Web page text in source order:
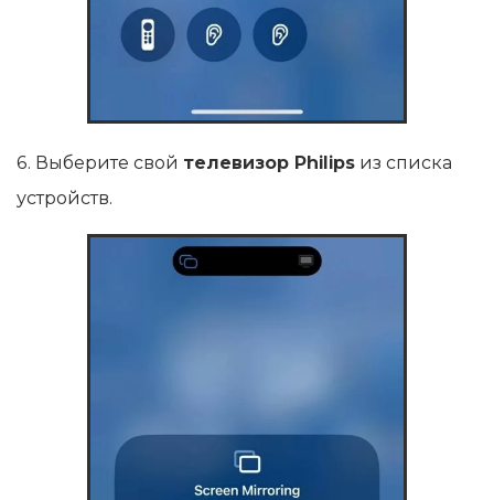
6. Выберите свой телевизор Philips из списка
устройств.